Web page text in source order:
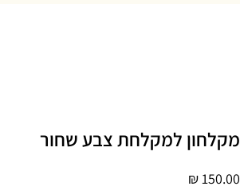
מקלחון למקלחת צבע שחור